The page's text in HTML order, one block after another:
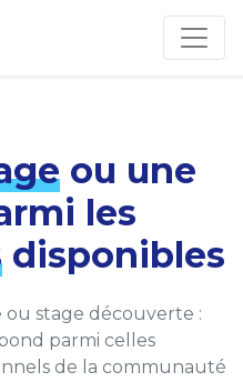
ou une
les
disponibles
stage découverte :
parmi celles
de la communauté